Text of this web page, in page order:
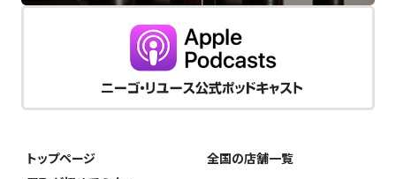
トップページ
全国の店舗一覧